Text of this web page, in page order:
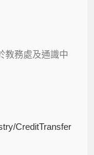
教務處及通識中
CreditTransfer